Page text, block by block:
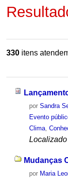
330 itens
porSandra
Evento
Clima ,
Mudanças
por Maria